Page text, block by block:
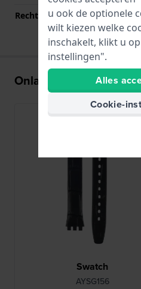
Rechte aanzet
Onlangs bekeken
Swatch
AYSG156
u ook de optionele
wilt kiezen welke
inschakelt, klikt u
instellingen".
Alles
Cookie-